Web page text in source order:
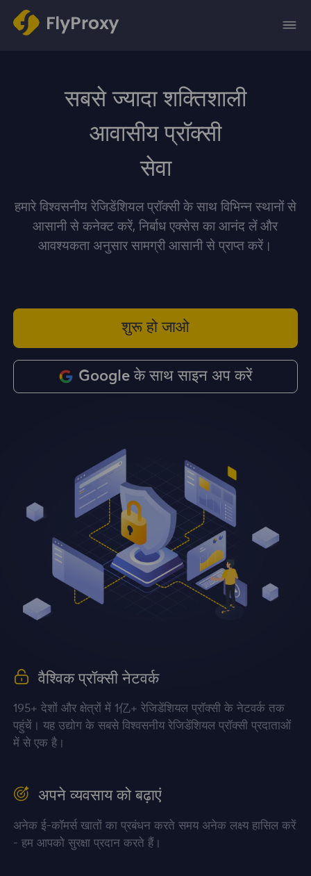
सबसे ज्यादा शक्तिशाली
आवासीय प्रॉक्सी
सेवा
हमारे विश्वसनीय रेजिडेंशियल प्रॉक्सी के साथ विभिन्न स्थानों से
आसानी से कनेक्ट करें, निर्बाध एक्सेस का आनंद लें और
आवश्यकता अनुसार सामग्री आसानी से प्राप्त करें।
शुरू हो जाओ
Google के साथ साइन अप करें
वैश्विक प्रॉक्सी नेटवर्क
195+ देशों और क्षेत्रों में 1亿+ रेजिडेंशियल प्रॉक्सी के नेटवर्क तक
पहुंचें। यह उद्योग के सबसे विश्वसनीय रेजिडेंशियल प्रॉक्सी प्रदाताओं
में से एक है।
अपने व्यवसाय को बढ़ाएं
अनेक ई-कॉमर्स खातों का प्रबंधन करते समय अनेक लक्ष्य हासिल करें
- हम आपको सुरक्षा प्रदान करते हैं।